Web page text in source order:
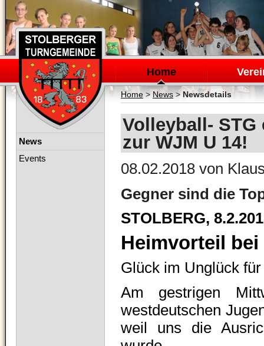
Navigation
überspringen
Home
Home> News>Newsdetails
Volleyball-
zur WJM U 14!
08.02.2018 von
Gegner sind die
STOLBERG,
Heimvorteil
Glück im Unglück
Am gestrigen
westdeutschen
weil uns die
Navigation
News
Events